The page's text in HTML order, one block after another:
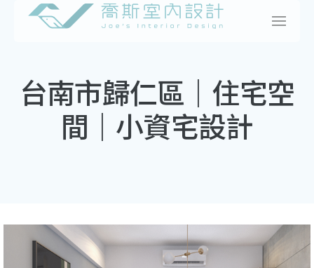
台南市歸仁區｜住宅空
間｜小資宅設計